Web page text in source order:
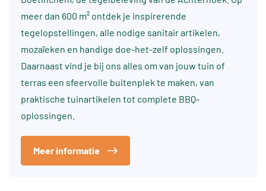
meer dan 600 m² ontdek je inspirerende
tegelopstellingen, alle nodige sanitair artikelen,
mozaïeken en handige doe-het-zelf oplossingen.
Daarnaast vind je bij ons alles om van jouw tuin of
terras een sfeervolle buitenplek te maken, van
praktische tuinartikelen tot complete BBQ-
oplossingen.
Meer informatie